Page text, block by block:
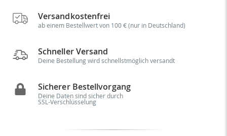
Versandkostenfrei
ab einem Bestellwert von 100 € (nur in Deutschland)
Schneller Versand
Deine Bestellung wird schnellstmöglich versandt
Sicherer Bestellvorgang
Deine Daten sind sicher durch
SSL-Verschlüsselung